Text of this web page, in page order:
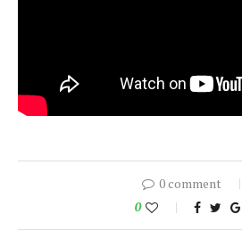
0 comment
0